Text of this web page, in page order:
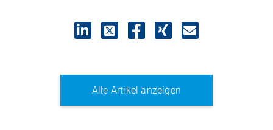
Alle Artikel anzeigen